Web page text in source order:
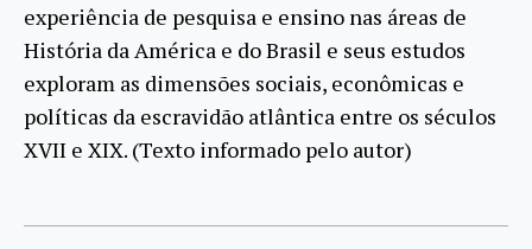
experiência de pesquisa e ensino nas áreas de
História da América e do Brasil e seus estudos
exploram as dimensões sociais, econômicas e
políticas da escravidão atlântica entre os séculos
XVII e XIX. (Texto informado pelo autor)